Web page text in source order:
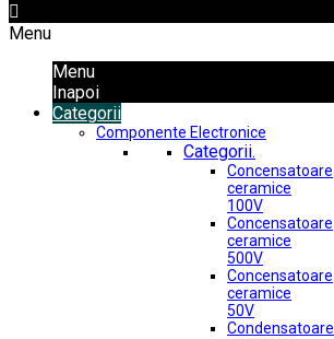

Menu
Menu
Inapoi
Categorii
Componente Electronice
Categorii.
Concensatoare
ceramice
100V
Concensatoare
ceramice
500V
Concensatoare
ceramice
50V
Condensatoare